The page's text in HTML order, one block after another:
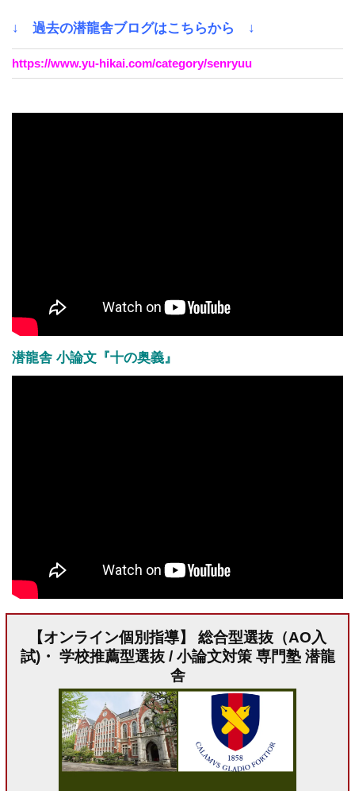
↓ 過去の潜龍舎ブログはこちらから ↓
https://www.yu-hikai.com/category/senryuu
潜龍舎 小論文『十の奥義』
【オンライン個別指導】 総合型選抜（AO入
試)・ 学校推薦型選抜 / 小論文対策 専門塾 潜龍
舎